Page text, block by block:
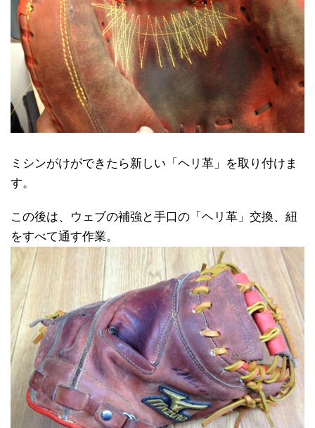
ミシンがけができたら新しい「ヘリ革」を取り付けま
す。
この後は、ウェブの補強と手口の「ヘリ革」交換、紐
をすべて通す作業。